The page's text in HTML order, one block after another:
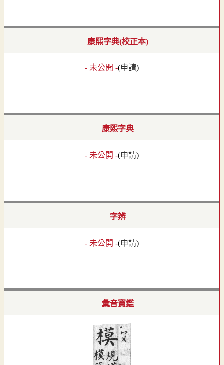
康熙字典(校正本)
- 未公開 -(申請)
康熙字典
- 未公開 -(申請)
字辨
- 未公開 -(申請)
彙音寶鑑